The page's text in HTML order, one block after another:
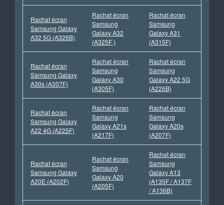
Rachat écran
Samsung Galaxy
A32 5G (A326B)
Rachat écran
Samsung
Galaxy A32
(A325F )
Rachat écran
Samsung
Galaxy A31
(A315F)
Rachat écran
Samsung Galaxy
A30s (A307F)
Rachat écran
Samsung
Galaxy A30
(A305F)
Rachat écran
Samsung
Galaxy A22 5G
(A226B)
Rachat écran
Samsung Galaxy
A22 4G (A225F)
Rachat écran
Samsung
Galaxy A21s
(A217F)
Rachat écran
Samsung
Galaxy A20s
(A207F)
Rachat écran
Samsung Galaxy
A20E (A202F)
Rachat écran
Samsung
Galaxy A20
(A205F)
Rachat écran
Samsung
Galaxy A13
(A135F / A137F
/ A136B)